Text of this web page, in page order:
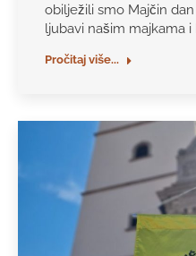
obilježili smo Majčin
ljubavi našim majkama
Pročitaj više...